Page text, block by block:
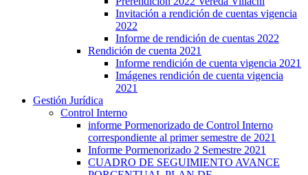
Invitación a rendición de cuentas vigencia
2022
Informe de rendición de cuentas 2022
Rendición de cuenta 2021
Informe rendición de cuenta vigencia 2021
Imágenes rendición de cuenta vigencia
2021
Gestión Jurídica
Control Interno
informe Pormenorizado de Control Interno
correspondiente al primer semestre de 2021
Informe Pormenorizado 2 Semestre 2021
CUADRO DE SEGUIMIENTO AVANCE